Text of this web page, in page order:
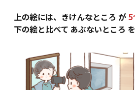
上の絵には、きけんなところ が 5
下の絵と比べて あぶないところ